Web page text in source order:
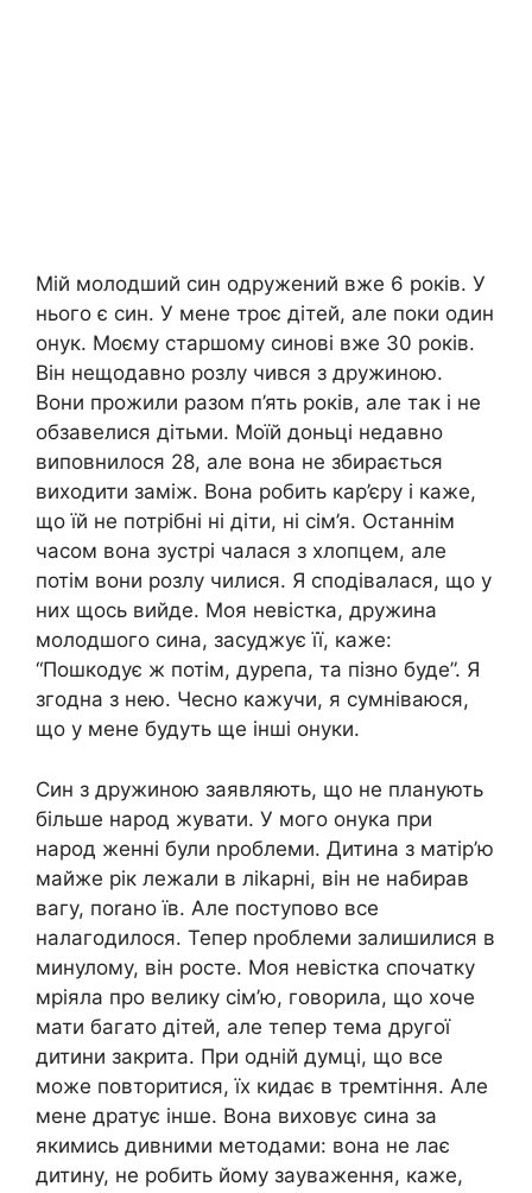
Мій молодший син одружений вже 6 років. У
нього є син. У мене троє дітей, але поки один
онук. Моєму старшому синові вже 30 років.
Він нещодавно розлу чився з дружиною.
Вони прожили разом п’ять років, але так і не
обзавелися дітьми. Моїй доньці недавно
виповнилося 28, але вона не збирається
виходити заміж. Вона робить кар’єру і каже,
що їй не потрібні ні діти, ні сім’я. Останнім
часом вона зустрі чалася з хлопцем, але
потім вони розлу чилися. Я сподівалася, що у
них щось вийде. Моя невістка, дружина
молодшого сина, засуджує її, каже:
“Пошкодує ж потім, дурепа, та пізно буде”. Я
згодна з нею. Чесно кажучи, я сумніваюся,
що у мене будуть ще інші онуки.
Син з дружиною заявляють, що не планують
більше народ жувати. У мого онука при
народ женні були nроблеми. Дитина з матір’ю
майже рік лежали в ліkарні, він не набирав
вагу, поrано їв. Але поступово все
налагодилося. Тепер nроблеми залишилися в
минулому, він росте. Моя невістка спочатку
мріяла про велику сім’ю, говорила, що хоче
мати багато дітей, але тепер тема другої
дитини закрита. При одній думці, що все
може повторитися, їх кидає в тремтіння. Але
мене дратує інше. Вона виховує сина за
якимись дивними методами: вона не лає
дитину, не робить йому зауваження, каже,